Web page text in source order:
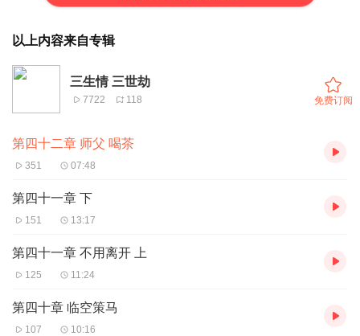
以上内容来自专辑
三生情 三世劫
7722 118 免费订阅
第四十二章 师父 喝茶
351 07:48
第四十一章 下
151 13:17
第四十一章 不用离开 上
125 11:24
第四十章 临空策马
107 10:16